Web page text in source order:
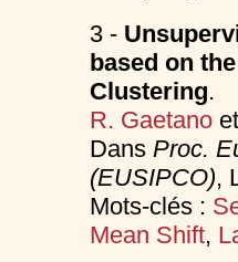
3 -
based on
Clustering.
R. Gaetano
Dans Proc.
(EUSIPCO),
Mots-clés :
Mean Shift,